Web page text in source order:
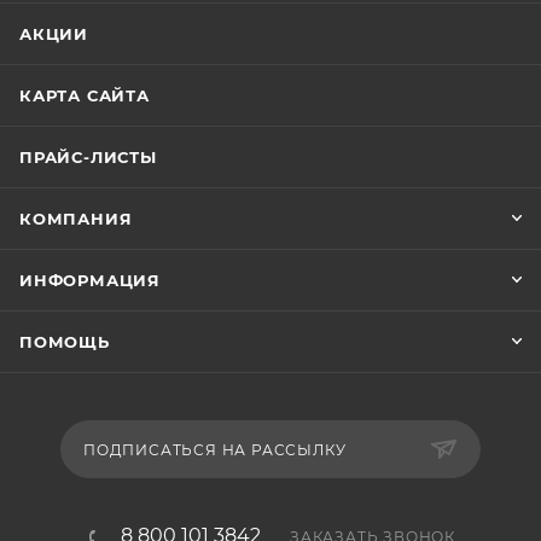
АКЦИИ
КАРТА САЙТА
ПРАЙС-ЛИСТЫ
КОМПАНИЯ
ИНФОРМАЦИЯ
ПОМОЩЬ
ПОДПИСАТЬСЯ НА РАССЫЛКУ
8 800 101 3842 ЗАКАЗАТЬ ЗВОНОК